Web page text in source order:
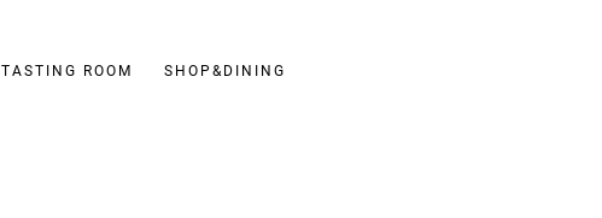
TASTING ROOM SHOP&DINING